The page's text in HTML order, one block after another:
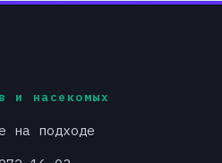
и насекомых
на подходе